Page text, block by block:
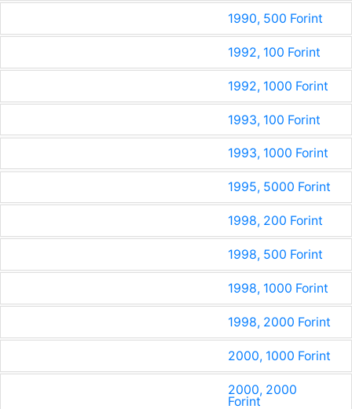
1990, 500 Forint
1992, 100 Forint
1992, 1000 Forint
1993, 100 Forint
1993, 1000 Forint
1995, 5000 Forint
1998, 200 Forint
1998, 500 Forint
1998, 1000 Forint
1998, 2000 Forint
2000, 1000 Forint
2000, 2000
Forint